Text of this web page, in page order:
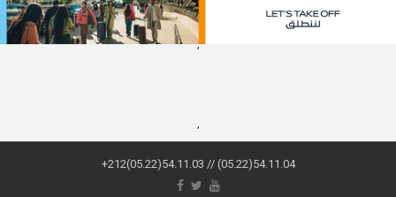
,
,
+212(05.22)54.11.03 // (05.22)54.11.04